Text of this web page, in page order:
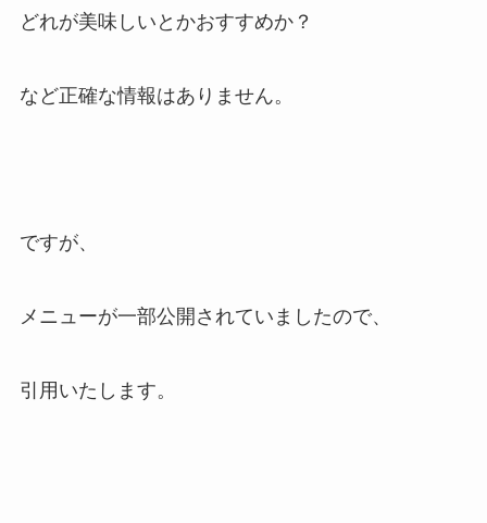
どれが美味しいとかおすすめか？
など正確な情報はありません。
ですが、
メニューが一部公開されていましたので、
引用いたします。